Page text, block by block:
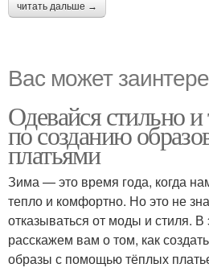
читать дальше →
Вас может
Одевайся стильно
по созданию
платьями
Зима — это время года, когда
тепло и комфортно. Но это не
отказываться от моды и стиля. В
расскажем вам о том, как
образы с помощью тёплых